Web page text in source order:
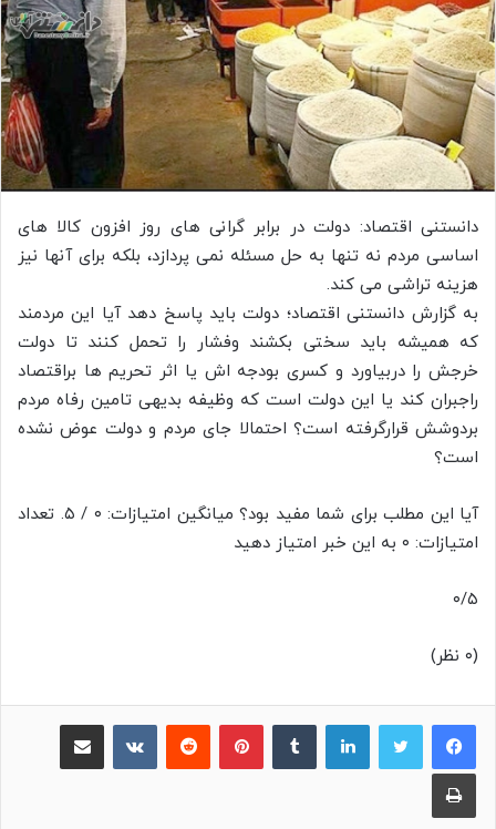
دانستنی اقتصاد: دولت در برابر گرانی های روز افزون کالا های
اساسی مردم نه تنها به حل مسئله نمی پردازد، بلکه برای آنها نیز
هزینه تراشی می کند.
به گزارش دانستنی اقتصاد؛ دولت باید پاسخ دهد آیا این مردمند
که همیشه باید سختی بکشند وفشار را تحمل کنند تا دولت
خرجش را دربیاورد و کسری بودجه اش یا اثر تحریم ها براقتصاد
راجبران کند یا این دولت است که وظیفه بدیهی تامین رفاه مردم
بردوشش قرارگرفته است؟ احتمالا جای مردم و دولت عوض نشده
است؟
آیا این مطلب برای شما مفید بود؟ میانگین امتیازات: ۰ / ۵. تعداد
امتیازات: ۰ به این خبر امتیاز دهید
۰/۵
(۰ نظر)
لینکدین پینترست ‫رددیت
چاپ